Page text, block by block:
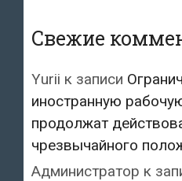
Свежие
Yurii к записи
иностранную
продолжат
чрезвычайного
Администратор к